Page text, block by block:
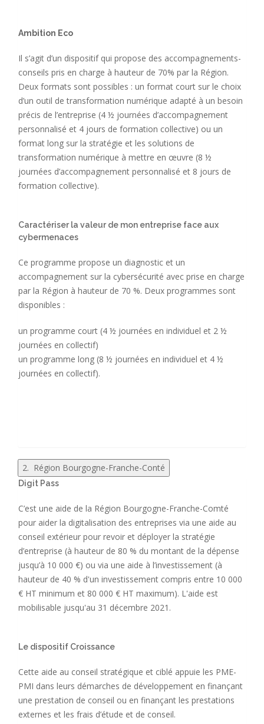
Ambition Eco
Il s’agit d’un dispositif qui propose des accompagnements-
conseils pris en charge à hauteur de 70% par la Région.
Deux formats sont possibles : un format court sur le choix
d’un outil de transformation numérique adapté à un besoin
précis de l’entreprise (4 ½ journées d’accompagnement
personnalisé et 4 jours de formation collective) ou un
format long sur la stratégie et les solutions de
transformation numérique à mettre en œuvre (8 ½
journées d’accompagnement personnalisé et 8 jours de
formation collective).
Caractériser la valeur de mon entreprise face aux
cybermenaces
Ce programme propose un diagnostic et un
accompagnement sur la cybersécurité avec prise en charge
par la Région à hauteur de 70 %. Deux programmes sont
disponibles :
un programme court (4 ½ journées en individuel et 2 ½
journées en collectif)
un programme long (8 ½ journées en individuel et 4 ½
journées en collectif).
2. Région Bourgogne-Franche-Conté
Digit Pass
C’est une aide de la Région Bourgogne-Franche-Comté
pour aider la digitalisation des entreprises via une aide au
conseil extérieur pour revoir et déployer la stratégie
d’entreprise (à hauteur de 80 % du montant de la dépense
jusqu’à 10 000 €) ou via une aide à l’investissement (à
hauteur de 40 % d'un investissement compris entre 10 000
€ HT minimum et 80 000 € HT maximum). L'aide est
mobilisable jusqu'au 31 décembre 2021.
Le dispositif Croissance
Cette aide au conseil stratégique et ciblé appuie les PME-
PMI dans leurs démarches de développement en finançant
une prestation de conseil ou en finançant les prestations
externes et les frais d’étude et de conseil.